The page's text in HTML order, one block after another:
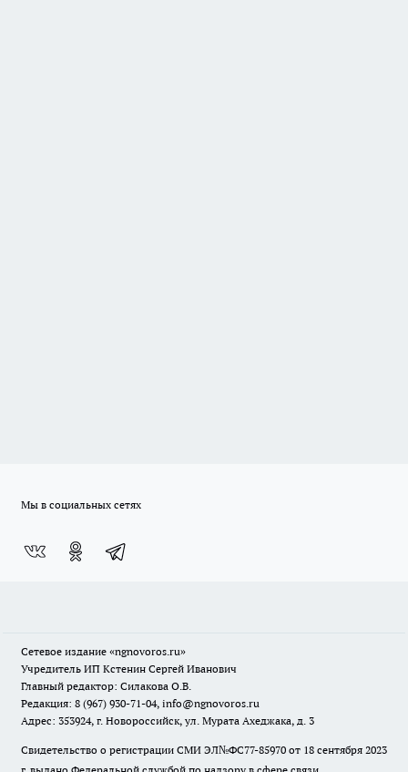
Мы в социальных сетях
Сетевое издание «ngnovoros.ru»
Учредитель ИП Кстенин Сергей Иванович
Главный редактор: Силакова О.В.
Редакция: 8 (967) 930-71-04, info@ngnovoros.ru
Адрес: 353924, г. Новороссийск, ул. Мурата Ахеджака, д. 3
Свидетельство о регистрации СМИ ЭЛ№ФС77-85970 от 18 сентября 2023